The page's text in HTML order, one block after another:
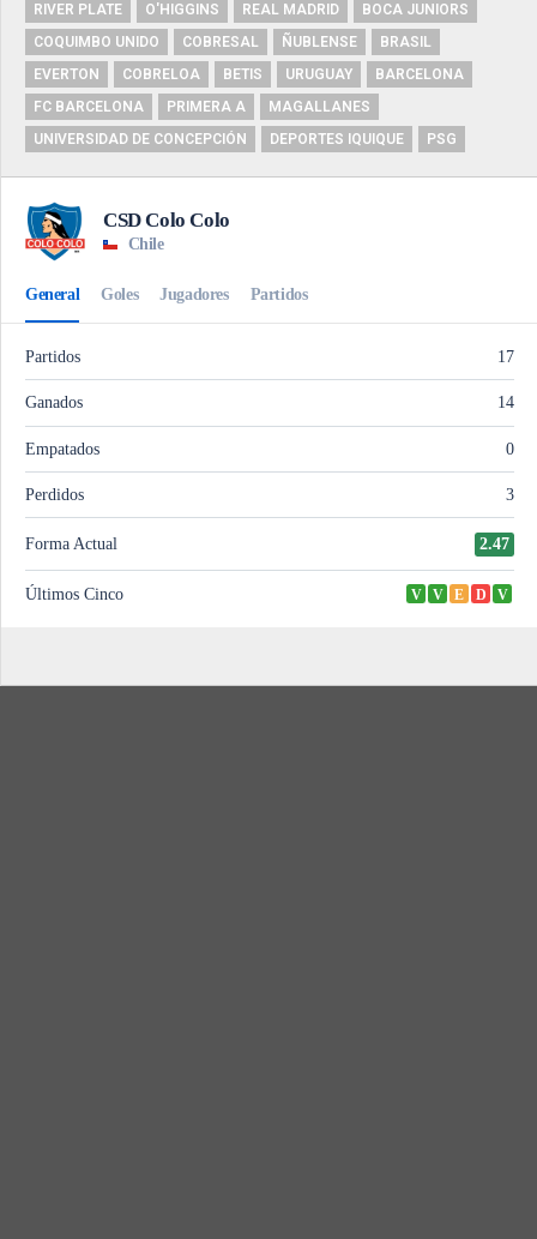
RIVER PLATE
O'HIGGINS REAL MADRID
BOCA JUNIORS
COQUIMBO UNIDO
COBRESAL ÑUBLENSE
BRASIL
EVERTON
COBRELOA BETIS URUGUAY
BARCELONA
FC BARCELONA
PRIMERA A
MAGALLANES
UNIVERSIDAD DE CONCEPCIÓN
DEPORTES IQUIQUE PSG